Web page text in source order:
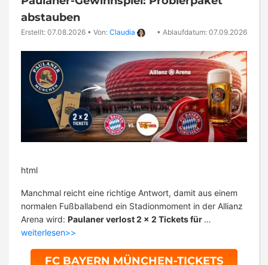
abstauben
Erstellt: 07.08.2026 • Von: Claudia • Ablaufdatum: 07.09.2026
html
Manchmal reicht eine richtige Antwort, damit aus einem
normalen Fußballabend ein Stadionmoment in der Allianz
Arena wird: Paulaner verlost 2 x 2 Tickets für …
weiterlesen>>
FC BAYERN MÜNCHEN-TICKETS